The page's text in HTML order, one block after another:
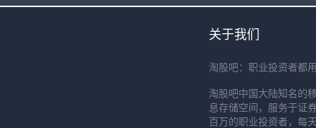
关于我们
淘股吧：职业投资者都
淘股吧中国大陆知名的
息存储空间，服务于证
百万的职业投资者，每